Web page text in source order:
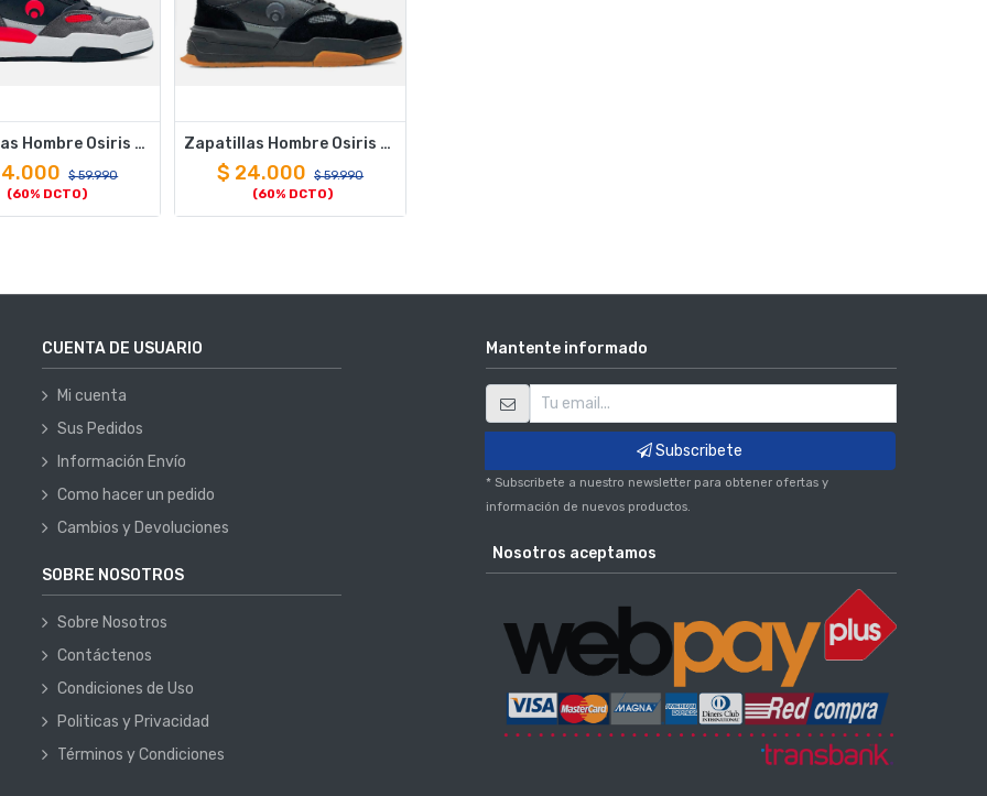
Zapatillas Hombre Osiris Bar Skate Urbano Black
$59.990
(60% DCTO)
Zapatillas Hombre Osiris Bar Skate Urbano Black Brown
$ 24.000 $59.990
(60% DCTO)
CUENTA DE USUARIO
Mi cuenta
Sus Pedidos
Información Envío
Como hacer un pedido
Cambios y Devoluciones
SOBRE NOSOTROS
Sobre Nosotros
Contáctenos
Condiciones de Uso
Politicas y Privacidad
Términos y Condiciones
Mantente informado
Subscribete
* Subscribete a nuestro newsletter para obtener ofertas y
información de nuevos productos.
Nosotros aceptamos